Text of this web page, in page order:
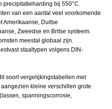
precipitatieharding bij 550°C.
van een aantal veel voorkomende
Amerikaanse, Duitse
Zweedse en Britse systeem.
meestal globaal zijn.
staaltypen volgens DIN-
soort vergelijkingstabellen met
kleine verschillen grote
spanningscorrosie,